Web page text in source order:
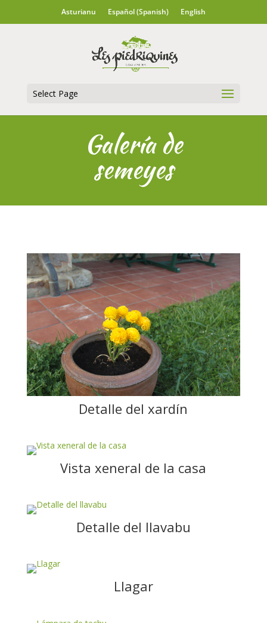
Asturianu Español(Spanish) English
Select Page
Galería de
semeyes
Detalle del xardín
Vista xeneral de la casa
Detalle del llavabu
Llagar